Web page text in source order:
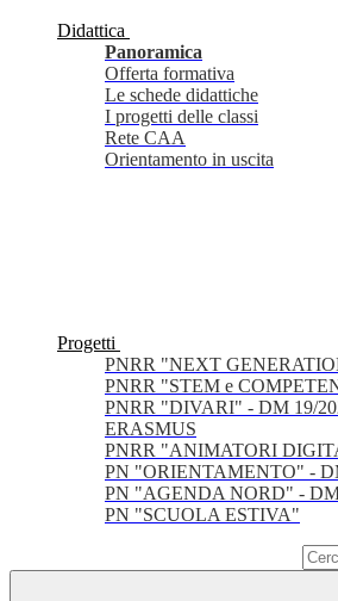
Didattica
Panoramica
Offerta formativa
Le schede didattiche
I progetti delle classi
Rete CAA
Orientamento in uscita
Progetti
PNRR "NEXT
PNRR "STEM e
PNRR "DIVARI" - DM 19/
ERASMUS
PNRR "ANIMATORI
PN "ORIENTAMENTO" -
PN "AGENDA NORD" -
PN "SCUOLA ESTIVA"